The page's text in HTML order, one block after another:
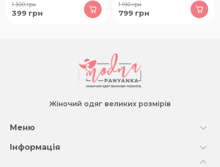
1 300грн
399 грн
1 190грн
799 грн
Жіночий одяг великих розмірів
Меню
Інформація